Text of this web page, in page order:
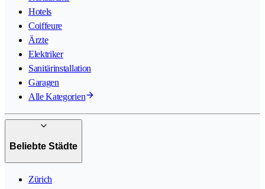
Hotels
Coiffeure
Ärzte
Elektriker
Sanitärinstallation
Garagen
Alle Kategorien
Beliebte Städte
Zürich